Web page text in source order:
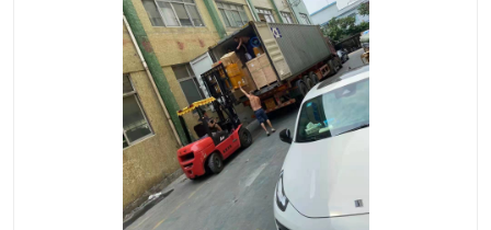
蒙古乌兰巴托汽运专线
中亚铁路运输